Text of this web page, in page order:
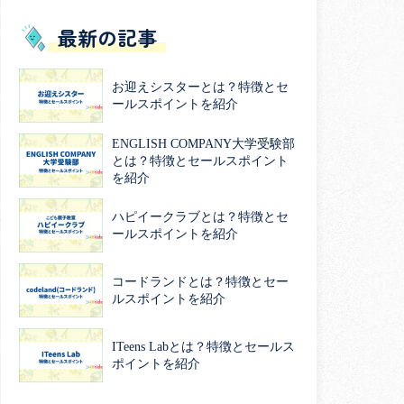
最新の記事
お迎えシスターとは？特徴とセ
ールスポイントを紹介
ENGLISH COMPANY大学受験部
とは？特徴とセールスポイント
を紹介
ハピイークラブとは？特徴とセ
ールスポイントを紹介
コードランドとは？特徴とセー
ルスポイントを紹介
ITeens Labとは？特徴とセールス
ポイントを紹介